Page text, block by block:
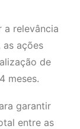
a relevância
as ações
de
meses.
garantir
entre as